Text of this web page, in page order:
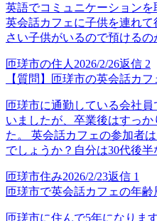
英語でコミュニケーションを
英会話カフェに子供を連れ
さい子供がいるので預けるの
匝瑳市の住人 2026/2/26返信 2
【質問】匝瑳市の英会話カ
匝瑳市に通勤している会社
いましたが、卒業後はすっ
た。 英会話カフェの参加者
でしょうか？自分は30代後半
匝瑳市住み2026/2/23返信 1
匝瑳市で英会話カフェの年
匝瑳市に住んで5年になりま